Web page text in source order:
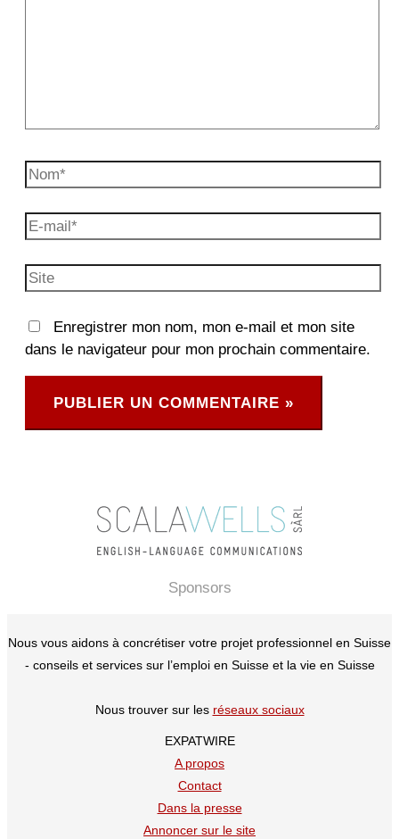
Nom*
E-
mail*
Site
Enregistrer mon nom, mon e-mail et mon site
dans le navigateur pour mon prochain commentaire.
Sponsors
Nous vous aidons à concrétiser votre projet professionnel en Suisse
- conseils et services sur l’emploi en Suisse et la vie en Suisse
Nous trouver sur les réseaux sociaux
EXPATWIRE
A propos
Contact
Dans la presse
Annoncer sur le site